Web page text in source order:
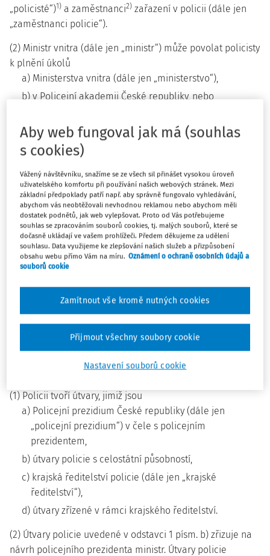
„policisté“)1) a zaměstnanci2) zařazení v policii (dále jen
„zaměstnanci policie“).
(2) Ministr vnitra (dále jen „ministr“) může povolat policisty
k plnění úkolů
a) Ministerstva vnitra (dále jen „ministerstvo“),
b) v Policejní akademii České republiky, nebo
organizační částí policie.
HLAVA II
ŘÍZENÍ A ORGANIZACE POLICIE
§ 5
(1) Policie je podřízena ministerstvu.
(2) Ministerstvo vytváří podmínky pro plnění úkolů policie.
(3) Policejní prezident odpovídá za činnost policie
ministrovi.
§ 6
(1) Policii tvoří útvary, jimiž jsou
a) Policejní prezidium České republiky (dále jen
„policejní prezidium“) v čele s policejním
prezidentem,
b) útvary policie s celostátní působností,
c) krajská ředitelství policie (dále jen „krajské
ředitelství“),
d) útvary zřízené v rámci krajského ředitelství.
(2) Útvary policie uvedené v odstavci 1 písm. b) zřizuje na
návrh policejního prezidenta ministr. Útvary policie
Aby web fungoval jak má (souhlas
s cookies)
Vážený návštěvníku, snažíme se ze všech sil přinášet vysokou úroveň
uživatelského komfortu při používání našich webových stránek. Mezi
základní předpoklady patří např. aby správně fungovalo vyhledávání,
abychom vás neobtěžovali nevhodnou reklamou nebo abychom měli
dostatek podnětů, jak web vylepšovat. Proto od Vás potřebujeme
souhlas se zpracováním souborů cookies, tj. malých souborů, které se
dočasně ukládají ve vašem prohlížeči. Předem děkujeme za udělení
souhlasu. Data využijeme ke zlepšování našich služeb a přizpůsobení
obsahu webu přímo Vám na míru. Oznámení o ochraně osobních údajů a
souborů cookie
Nastavení souborů cookie
Zamítnout vše kromě nutných cookies
Přijmout všechny soubory cookie